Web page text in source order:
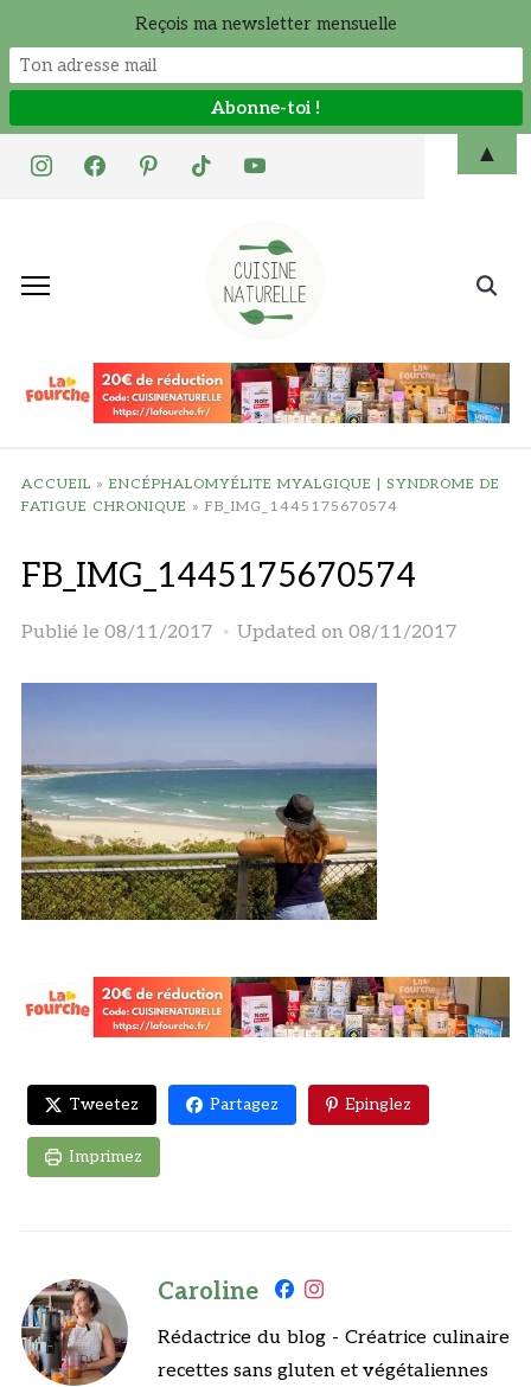
instagramfacebookpinteresttiktok youtube
Search
ACCUEIL » ENCÉPHALOMYÉLITE MYALGIQUE | SYNDROME DE
FATIGUE CHRONIQUE » FB_IMG_1445175670574
FB_IMG_1445175670574
Publié le 08/11/2017 Updated on 08/11/2017
Tweetez Partagez Epinglez
Imprimez
Caroline
Rédactrice du blog - Créatrice culinaire
recettes sans gluten et végétaliennes
Reçois ma newsletter mensuelle
▲